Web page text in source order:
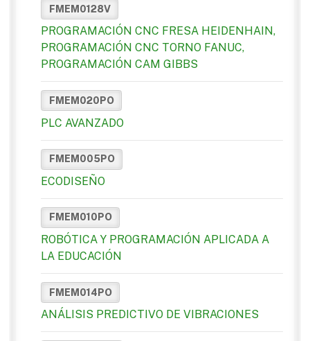
FMEM0128V
PROGRAMACIÓN CNC FRESA HEIDENHAIN,
PROGRAMACIÓN CNC TORNO FANUC,
PROGRAMACIÓN CAM GIBBS
FMEM020PO
PLC AVANZADO
FMEM005PO
ECODISEÑO
FMEM010PO
ROBÓTICA Y PROGRAMACIÓN APLICADA A
LA EDUCACIÓN
FMEM014PO
ANÁLISIS PREDICTIVO DE VIBRACIONES